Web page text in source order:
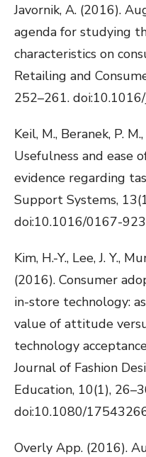
Javornik, A. (2016).
agenda for studying
characteristics on
Retailing and
252–261.
Keil, M., Beranek, P.
Usefulness and ease
evidence regarding
Support Systems,
doi:10.1016/0167-
Kim, H.-Y., Lee, J. Y.,
(2016). Consumer
in-store technology:
value of attitude
technology
Journal of Fashion
Education, 10(1),
doi:10.1080/
Overly App. (2016).